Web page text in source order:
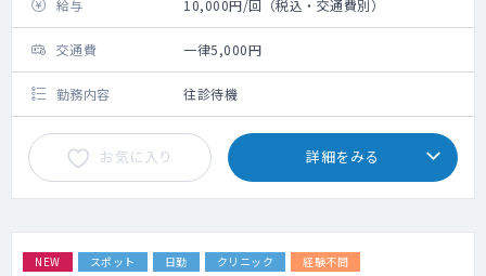
給与 10,000円/回（税込・交通費別）
交通費 一律5,000円
勤務内容 往診待機
お気に入り 詳細をみる
NEW スポット 日勤 クリニック
経験不問